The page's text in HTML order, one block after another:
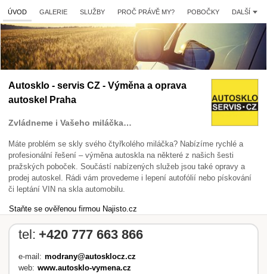
ÚVOD GALERIE SLUŽBY PROČ PRÁVĚ MY? POBOČKY DALŠÍ
Autosklo - servis CZ - Výměna a oprava
autoskel Praha
Zvládneme i Vašeho miláčka…
Máte problém se skly svého čtyřkolého miláčka? Nabízíme rychlé a
profesionální řešení – výměna autoskla na některé z našich šesti
pražských poboček. Součástí nabízených služeb jsou také opravy a
prodej autoskel. Rádi vám provedeme i lepení autofólií nebo pískování
či leptání VIN na skla automobilu.
Staňte se ověřenou firmou Najisto.cz
tel: +420 777 663 866
e-mail: modrany@autosklocz.cz
web: www.autosklo-vymena.cz